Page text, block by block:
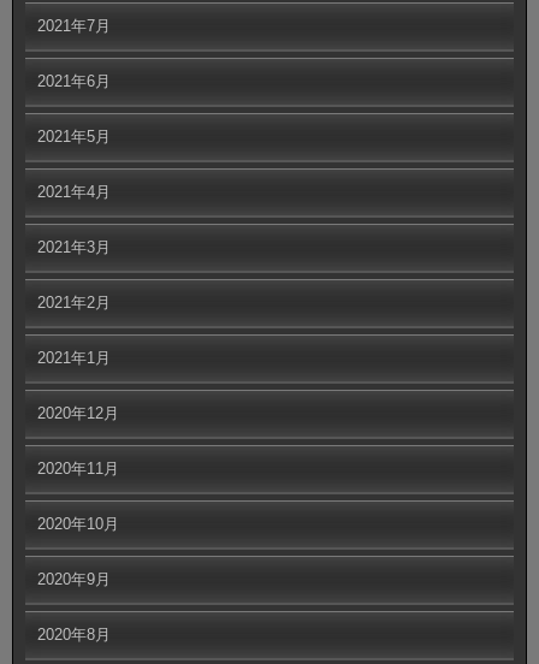
2021年7月
2021年6月
2021年5月
2021年4月
2021年3月
2021年2月
2021年1月
2020年12月
2020年11月
2020年10月
2020年9月
2020年8月